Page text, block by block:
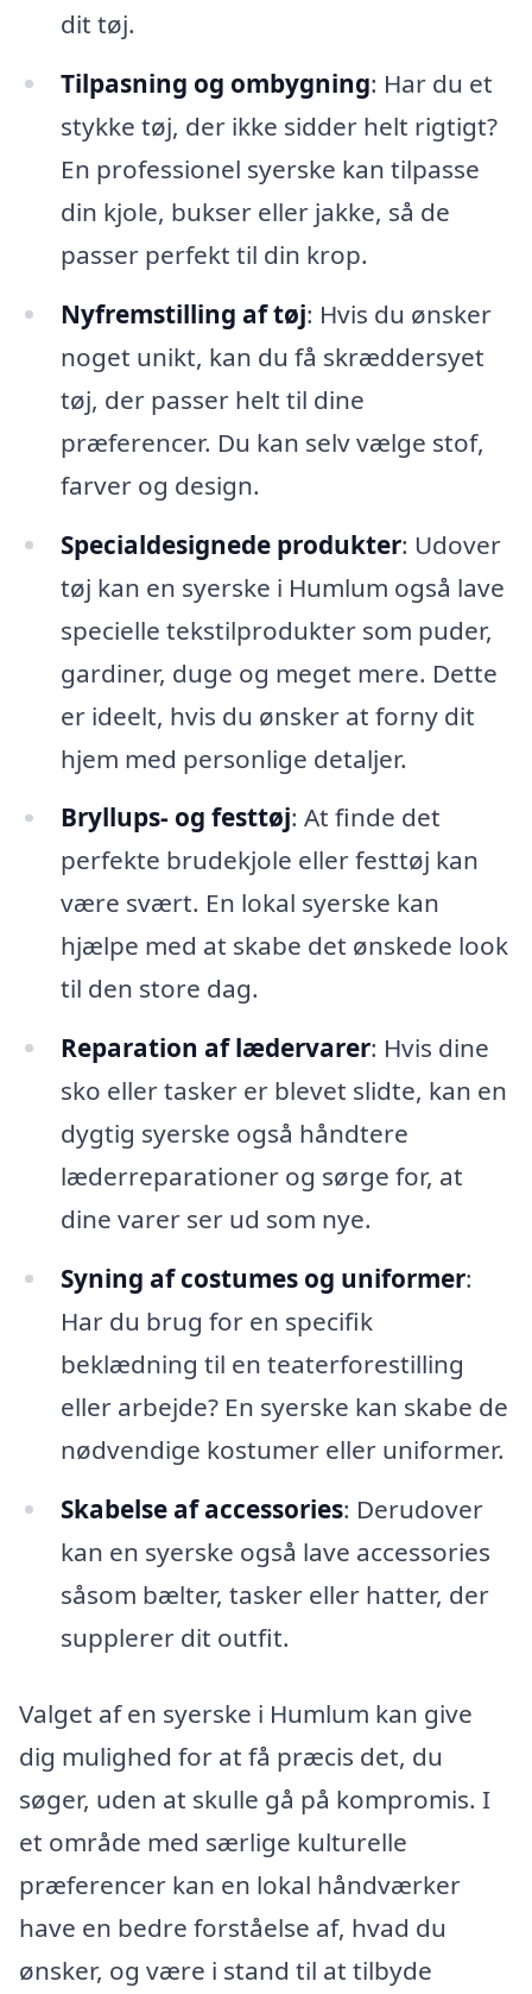
dit tøj.
Tilpasning og ombygning: Har du et
stykke tøj, der ikke sidder helt rigtigt?
En professionel syerske kan tilpasse
din kjole, bukser eller jakke, så de
passer perfekt til din krop.
Nyfremstilling af tøj: Hvis du ønsker
noget unikt, kan du få skræddersyet
tøj, der passer helt til dine
præferencer. Du kan selv vælge stof,
farver og design.
Specialdesignede produkter: Udover
tøj kan en syerske i Humlum også lave
specielle tekstilprodukter som puder,
gardiner, duge og meget mere. Dette
er ideelt, hvis du ønsker at forny dit
hjem med personlige detaljer.
Bryllups- og festtøj: At finde det
perfekte brudekjole eller festtøj kan
være svært. En lokal syerske kan
hjælpe med at skabe det ønskede look
til den store dag.
Reparation af lædervarer: Hvis dine
sko eller tasker er blevet slidte, kan en
dygtig syerske også håndtere
læderreparationer og sørge for, at
dine varer ser ud som nye.
Syning af costumes og uniformer:
Har du brug for en specifik
beklædning til en teaterforestilling
eller arbejde? En syerske kan skabe de
nødvendige kostumer eller uniformer.
Skabelse af accessories: Derudover
kan en syerske også lave accessories
såsom bælter, tasker eller hatter, der
supplerer dit outfit.
Valget af en syerske i Humlum kan give
dig mulighed for at få præcis det, du
søger, uden at skulle gå på kompromis. I
et område med særlige kulturelle
præferencer kan en lokal håndværker
have en bedre forståelse af, hvad du
ønsker, og være i stand til at tilbyde